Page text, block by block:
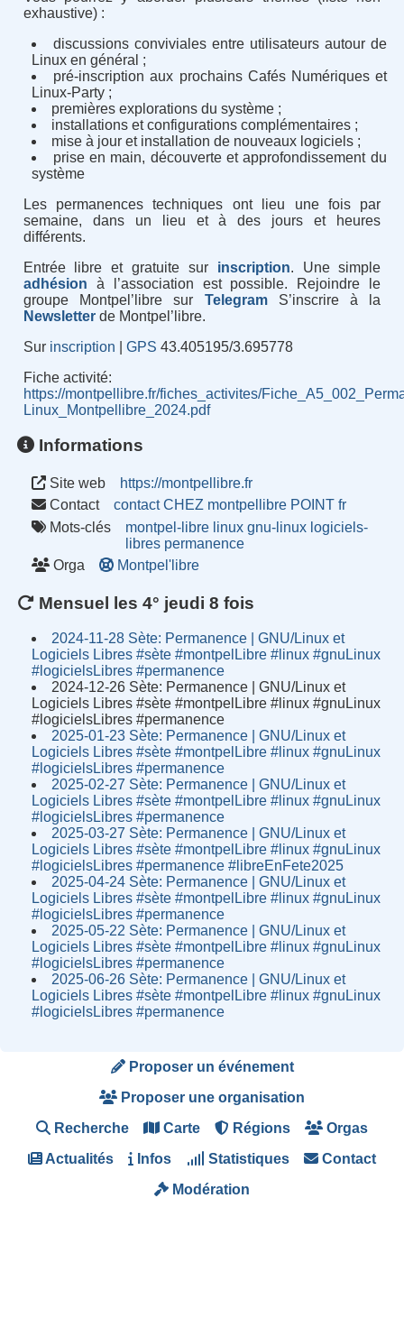
exhaustive) :
discussions conviviales entre utilisateurs autour de
Linux en général ;
pré-inscription aux prochains Cafés Numériques et
Linux-Party ;
premières explorations du système ;
installations et configurations complémentaires ;
mise à jour et installation de nouveaux logiciels ;
prise en main, découverte et approfondissement du
système
Les permanences techniques ont lieu une fois par
semaine, dans un lieu et à des jours et heures
différents.
Entrée libre et gratuite sur inscription. Une simple
adhésion à l’association est possible. Rejoindre le
groupe Montpel’libre sur TelegramS’inscrire à la
Newsletterde Montpel’libre.
Sur inscription GPS 43.405195/3.695778
Fiche activité:
https://montpellibre.fr/fiches_activites/
Linux_Montpellibre_2024.pdf
Informations
Site web
https://montpellibre.fr
Contact
contact CHEZ montpellibre POINT fr
Mots-clés
montpel-libre linux gnu-linux logiciels-
libres permanence
Orga
Montpel'libre
Mensuel les 4° jeudi 8 fois
2024-11-28 Sète: Permanence | GNU/Linux et
Logiciels Libres #sète #montpelLibre #linux #gnuLinux
#logicielsLibres #permanence
2024-12-26 Sète: Permanence | GNU/Linux et
Logiciels Libres #sète #montpelLibre #linux #gnuLinux
#logicielsLibres #permanence
2025-01-23 Sète: Permanence | GNU/Linux et
Logiciels Libres #sète #montpelLibre #linux #gnuLinux
#logicielsLibres #permanence
2025-02-27 Sète: Permanence | GNU/Linux et
Logiciels Libres #sète #montpelLibre #linux #gnuLinux
#logicielsLibres #permanence
2025-03-27 Sète: Permanence | GNU/Linux et
Logiciels Libres #sète #montpelLibre #linux #gnuLinux
#logicielsLibres #permanence #libreEnFete2025
2025-04-24 Sète: Permanence | GNU/Linux et
Logiciels Libres #sète #montpelLibre #linux #gnuLinux
#logicielsLibres #permanence
2025-05-22 Sète: Permanence | GNU/Linux et
Logiciels Libres #sète #montpelLibre #linux #gnuLinux
#logicielsLibres #permanence
2025-06-26 Sète: Permanence | GNU/Linux et
Logiciels Libres #sète #montpelLibre #linux #gnuLinux
#logicielsLibres #permanence
Proposer un événement
Proposer une organisation
Recherche Carte Régions Orgas
Actualités Infos Statistiques Contact
Modération